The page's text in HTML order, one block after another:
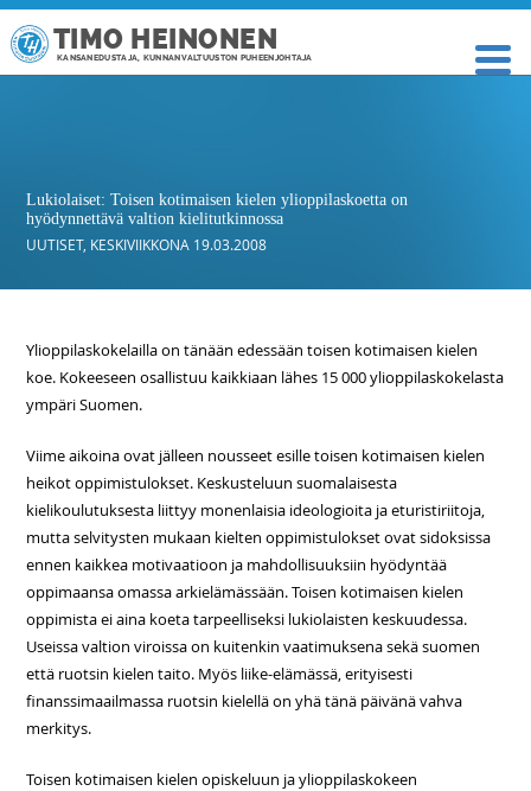
TIMO HEINONEN
KANSANEDUSTAJA, KUNNANVALTUUSTON PUHEENJOHTAJA
Lukiolaiset: Toisen kotimaisen kielen ylioppilaskoetta on
hyödynnettävä valtion kielitutkinnossa
UUTISET, KESKIVIIKKONA 19.03.2008
Ylioppilaskokelailla on tänään edessään toisen kotimaisen kielen
koe. Kokeeseen osallistuu kaikkiaan lähes 15 000 ylioppilaskokelasta
ympäri Suomen.
Viime aikoina ovat jälleen nousseet esille toisen kotimaisen kielen
heikot oppimistulokset. Keskusteluun suomalaisesta
kielikoulutuksesta liittyy monenlaisia ideologioita ja eturistiriitoja,
mutta selvitysten mukaan kielten oppimistulokset ovat sidoksissa
ennen kaikkea motivaatioon ja mahdollisuuksiin hyödyntää
oppimaansa omassa arkielämässään. Toisen kotimaisen kielen
oppimista ei aina koeta tarpeelliseksi lukiolaisten keskuudessa.
Useissa valtion viroissa on kuitenkin vaatimuksena sekä suomen
että ruotsin kielen taito. Myös liike-elämässä, erityisesti
finanssimaailmassa ruotsin kielellä on yhä tänä päivänä vahva
merkitys.
Toisen kotimaisen kielen opiskeluun ja ylioppilaskokeen